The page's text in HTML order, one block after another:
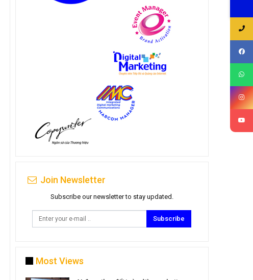
Join Newsletter
Subscribe our newsletter to stay updated.
Subscribe
Most Views